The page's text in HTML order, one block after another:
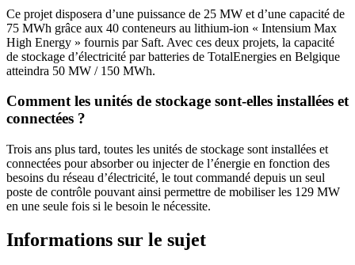
Ce projet disposera d’une puissance de 25 MW et d’une capacité de
75 MWh grâce aux 40 conteneurs au lithium-ion « Intensium Max
High Energy » fournis par Saft. Avec ces deux projets, la capacité
de stockage d’électricité par batteries de TotalEnergies en Belgique
atteindra 50 MW / 150 MWh.
Comment les unités de stockage sont-elles installées et
connectées ?
Trois ans plus tard, toutes les unités de stockage sont installées et
connectées pour absorber ou injecter de l’énergie en fonction des
besoins du réseau d’électricité, le tout commandé depuis un seul
poste de contrôle pouvant ainsi permettre de mobiliser les 129 MW
en une seule fois si le besoin le nécessite.
Informations sur le sujet